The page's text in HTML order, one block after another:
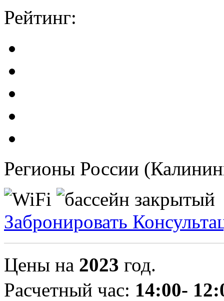
Рейтинг:
Регионы России
Забронировать
Цены на 2023 год.
Расчетный час: 14:00-